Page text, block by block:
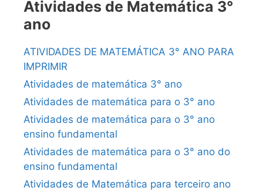
Atividades de Matemática 3°
ano
ATIVIDADES DE MATEMÁTICA 3° ANO PARA
IMPRIMIR
Atividades de matemática 3° ano
Atividades de matemática para o 3° ano
Atividades de matemática para o 3° ano
ensino fundamental
Atividades de matemática para o 3° ano do
ensino fundamental
Atividades de Matemática para terceiro ano